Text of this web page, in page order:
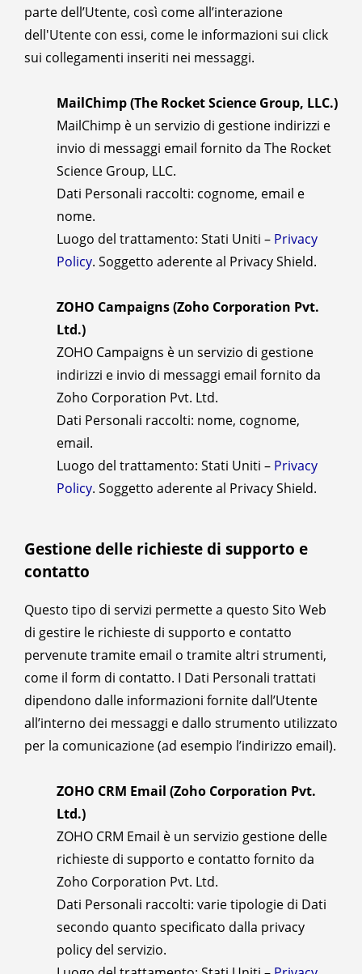
parte dell’Utente, così come all’interazione
dell'Utente con essi, come le informazioni sui click
sui collegamenti inseriti nei messaggi.
MailChimp (The Rocket Science Group, LLC.)
MailChimp è un servizio di gestione indirizzi e
invio di messaggi email fornito da The Rocket
Science Group, LLC.
Dati Personali raccolti: cognome, email e
nome.
Luogo del trattamento: Stati Uniti – Privacy
Policy. Soggetto aderente al Privacy Shield.
ZOHO Campaigns (Zoho Corporation Pvt.
Ltd.)
ZOHO Campaigns è un servizio di gestione
indirizzi e invio di messaggi email fornito da
Zoho Corporation Pvt. Ltd.
Dati Personali raccolti: nome, cognome,
email.
Luogo del trattamento: Stati Uniti – Privacy
Policy. Soggetto aderente al Privacy Shield.
Gestione delle richieste di supporto e
contatto
Questo tipo di servizi permette a questo Sito Web
di gestire le richieste di supporto e contatto
pervenute tramite email o tramite altri strumenti,
come il form di contatto. I Dati Personali trattati
dipendono dalle informazioni fornite dall’Utente
all’interno dei messaggi e dallo strumento utilizzato
per la comunicazione (ad esempio l’indirizzo email).
ZOHO CRM Email (Zoho Corporation Pvt.
Ltd.)
ZOHO CRM Email è un servizio gestione delle
richieste di supporto e contatto fornito da
Zoho Corporation Pvt. Ltd.
Dati Personali raccolti: varie tipologie di Dati
secondo quanto specificato dalla privacy
policy del servizio.